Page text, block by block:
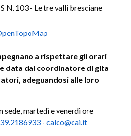
N. 103 - Le tre valli bresciane
a rispettare gli orari
data dal coordinatore di gita
adeguandosi alle loro
sede, martedì e venerdì ore
- calco@cai.it